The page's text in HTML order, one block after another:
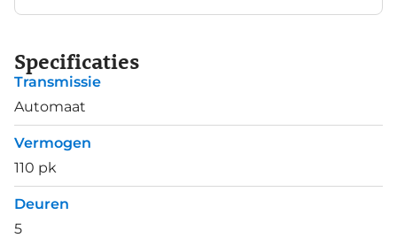
Specificaties
Transmissie
Automaat
Vermogen
110 pk
Deuren
5